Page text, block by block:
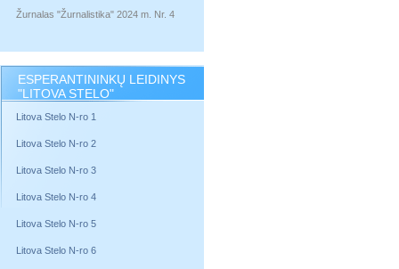
Žurnalas "Žurnalistika" 2024 m. Nr. 4
ESPERANTININKŲ LEIDINYS
"LITOVA STELO"
Litova Stelo N-ro 1
Litova Stelo N-ro 2
Litova Stelo N-ro 3
Litova Stelo N-ro 4
Litova Stelo N-ro 5
Litova Stelo N-ro 6